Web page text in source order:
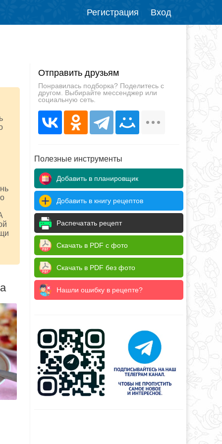
Регистрация Вход
Отправить друзьям
Понравилась подборка? Поделитесь с
другом. Выбирайте мессенджер или
социальную сеть.
Полезные инструменты
Добавить в планировщик
Добавить в книгу рецептов
Распечатать рецепт
Скачать в PDF с фото
Скачать в PDF без фото
Нашли ошибку в рецепте?